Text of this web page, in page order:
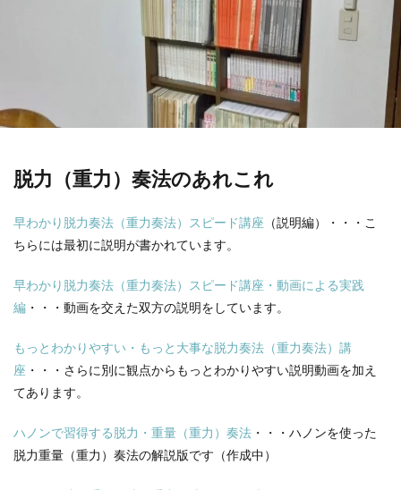
脱力（重力）奏法のあれこれ
早わかり脱力奏法（重力奏法）スピード講座 （説明編）・・・こ
ちらには最初に説明が書かれています。
早わかり脱力奏法（重力奏法）スピード講座・動画による実践
編 ・・・動画を交えた双方の説明をしています。
もっとわかりやすい・もっと大事な脱力奏法（重力奏法）講
座 ・・・さらに別に観点からもっとわかりやすい説明動画を加え
てあります。
ハノンで習得する脱力・重量（重力）奏法 ・・・ハノンを使った
脱力重量（重力）奏法の解説版です（作成中）